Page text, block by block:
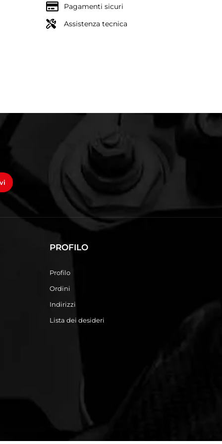
Pagamenti sicuri
Assistenza tecnica
PROFILO
Profilo
Ordini
Indirizzi
Lista dei desideri